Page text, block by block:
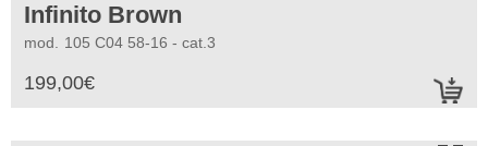
Infinito Brown
mod. 105 C04 58-16 - cat.3
199,00€ a